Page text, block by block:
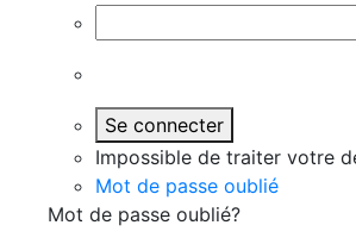
Se connecter
Impossible de traiter votre
Mot de passe oublié
Mot de passe oublié?